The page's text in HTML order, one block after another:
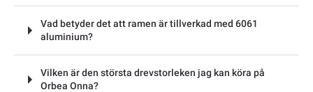
Vad betyder det att ramen är tillverkad med 6061
aluminium?
Vilken är den största drevstorleken jag kan köra på
Orbea Onna?